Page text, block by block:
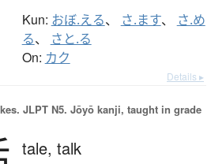
Kun: おぼ.える、 さ.ます、
さ.め
る、 さと.る
On: カク
Details ▸
JLPT N5. Jōyō kanji, taught in grade
tale, talk